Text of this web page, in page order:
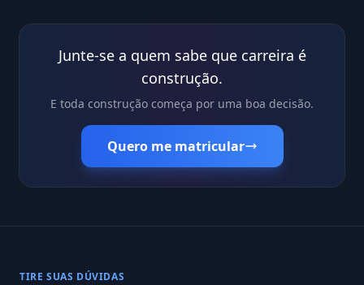
Junte-se a quem sabe que carreira é
construção.
E toda construção começa por uma boa decisão.
Quero me matricular
TIRE SUAS DÚVIDAS